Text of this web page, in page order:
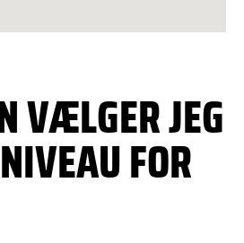
VÆLGER JEG
FOR